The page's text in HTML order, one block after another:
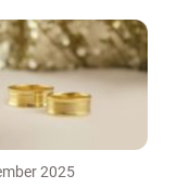
2025